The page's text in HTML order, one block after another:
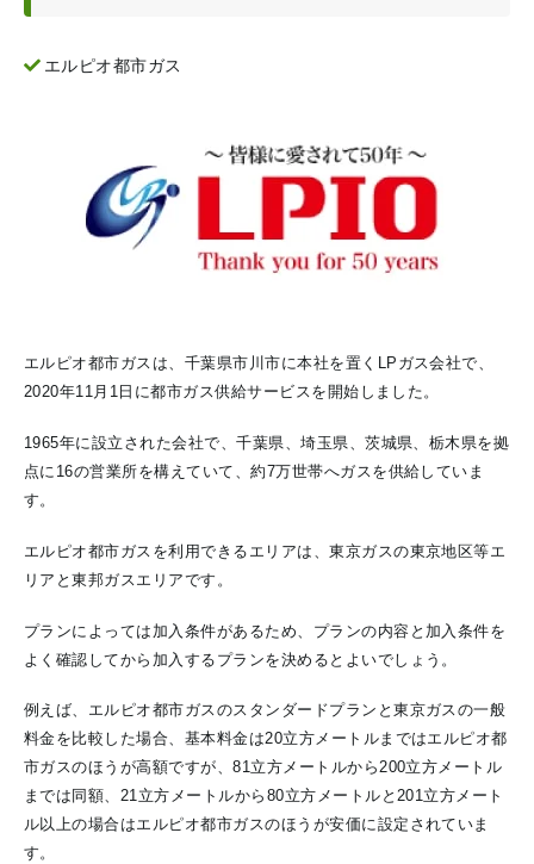
エルピオ都市ガス
エルピオ都市ガスは、千葉県市川市に本社を置くLPガス会社で、
2020年11月1日に都市ガス供給サービスを開始しました。
1965年に設立された会社で、千葉県、埼玉県、茨城県、栃木県を拠
点に16の営業所を構えていて、約7万世帯へガスを供給していま
す。
エルピオ都市ガスを利用できるエリアは、東京ガスの東京地区等エ
リアと東邦ガスエリアです。
プランによっては加入条件があるため、プランの内容と加入条件を
よく確認してから加入するプランを決めるとよいでしょう。
例えば、エルピオ都市ガスのスタンダードプランと東京ガスの一般
料金を比較した場合、基本料金は20立方メートルまではエルピオ都
市ガスのほうが高額ですが、81立方メートルから200立方メートル
までは同額、21立方メートルから80立方メートルと201立方メート
ル以上の場合はエルピオ都市ガスのほうが安価に設定されていま
す。